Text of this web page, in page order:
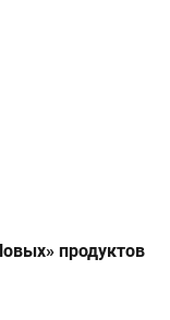
продуктов